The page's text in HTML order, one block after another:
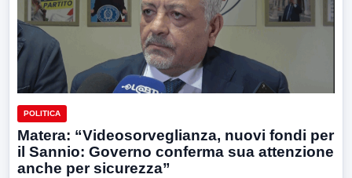
POLITICA
Matera: “Videosorveglianza, nuovi fondi per
il Sannio: Governo conferma sua attenzione
anche per sicurezza”